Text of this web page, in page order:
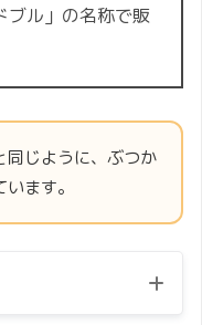
ブル」の名称で販
同じように、ぶつか
ます。